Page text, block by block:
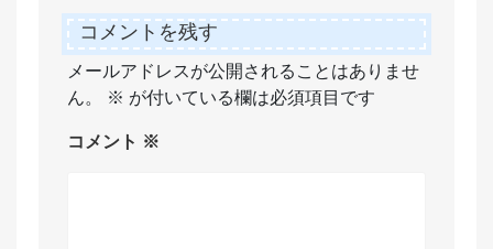
コメントを残す
メールアドレスが公開されることはありませ
ん。
※ が付いている欄は必須項目です
コメント ※